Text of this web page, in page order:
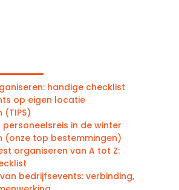
handige checklist
op eigen locatie
(TIPS)
in de winter
(onze top bestemmingen)
organiseren van A tot Z:
bedrijfsevents: verbinding,